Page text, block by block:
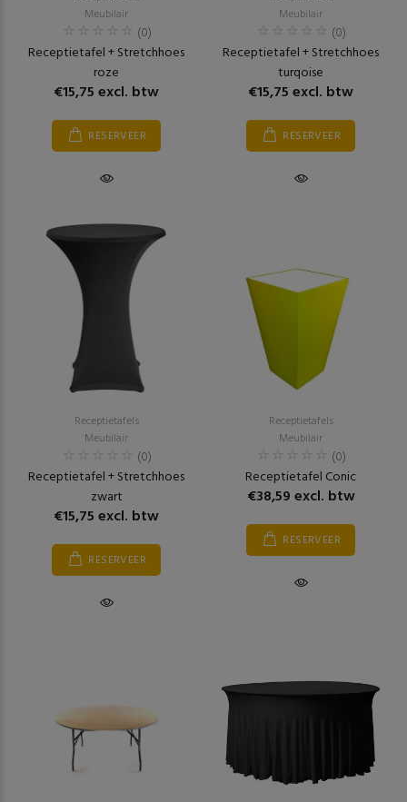
Meubilair
(0)
Receptietafel + Stretchhoes
roze
€15,75 excl. btw
RESERVEER
Meubilair
(0)
Receptietafel + Stretchhoes
turqoise
€15,75 excl. btw
RESERVEER
Receptietafels
Meubilair
(0)
Receptietafel + Stretchhoes
zwart
€15,75 excl. btw
RESERVEER
Receptietafels
Meubilair
(0)
Receptietafel Conic
€38,59 excl. btw
RESERVEER